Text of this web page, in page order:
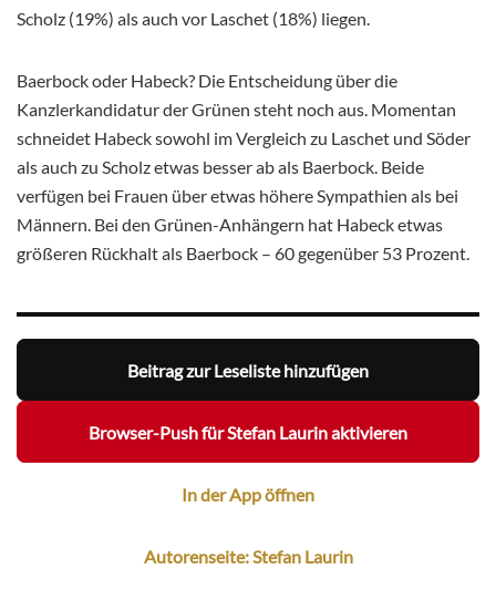
Scholz (19%) als auch vor Laschet (18%) liegen.
Baerbock oder Habeck? Die Entscheidung über die
Kanzlerkandidatur der Grünen steht noch aus. Momentan
schneidet Habeck sowohl im Vergleich zu Laschet und Söder
als auch zu Scholz etwas besser ab als Baerbock. Beide
verfügen bei Frauen über etwas höhere Sympathien als bei
Männern. Bei den Grünen-Anhängern hat Habeck etwas
größeren Rückhalt als Baerbock – 60 gegenüber 53 Prozent.
Beitrag zur Leseliste hinzufügen
Browser-Push für Stefan Laurin aktivieren
In der App öffnen
Autorenseite: Stefan Laurin